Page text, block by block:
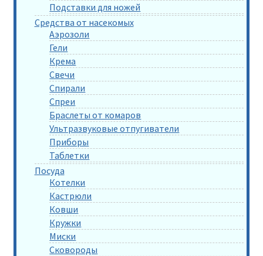
Подставки для ножей
Средства от насекомых
Аэрозоли
Гели
Крема
Свечи
Спирали
Спреи
Браслеты от комаров
Ультразвуковые отпугиватели
Приборы
Таблетки
Посуда
Котелки
Кастрюли
Ковши
Кружки
Миски
Сковороды